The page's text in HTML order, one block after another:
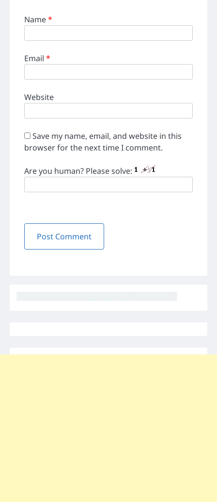
Name*
Email *
Website
Save my name, email, and website in this
browser for the next time I comment.
Are you human? Please solve: